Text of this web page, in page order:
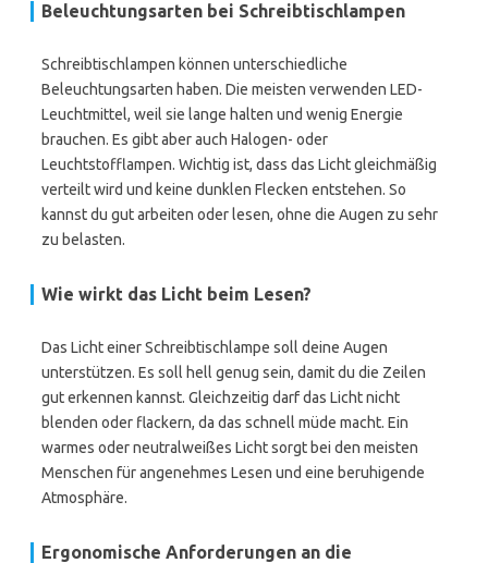
Beleuchtungsarten bei Schreibtischlampen
Schreibtischlampen können unterschiedliche
Beleuchtungsarten haben. Die meisten verwenden LED-
Leuchtmittel, weil sie lange halten und wenig Energie
brauchen. Es gibt aber auch Halogen- oder
Leuchtstofflampen. Wichtig ist, dass das Licht gleichmäßig
verteilt wird und keine dunklen Flecken entstehen. So
kannst du gut arbeiten oder lesen, ohne die Augen zu sehr
zu belasten.
Wie wirkt das Licht beim Lesen?
Das Licht einer Schreibtischlampe soll deine Augen
unterstützen. Es soll hell genug sein, damit du die Zeilen
gut erkennen kannst. Gleichzeitig darf das Licht nicht
blenden oder flackern, da das schnell müde macht. Ein
warmes oder neutralweißes Licht sorgt bei den meisten
Menschen für angenehmes Lesen und eine beruhigende
Atmosphäre.
Ergonomische Anforderungen an die